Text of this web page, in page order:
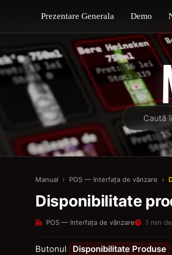
Prezentare Generala Demo
Manual › POS — Interfața de vânzare ›
Disponibilitate
POS — Interfața de vânzare 1 min
Butonul Disponibilitate Produse